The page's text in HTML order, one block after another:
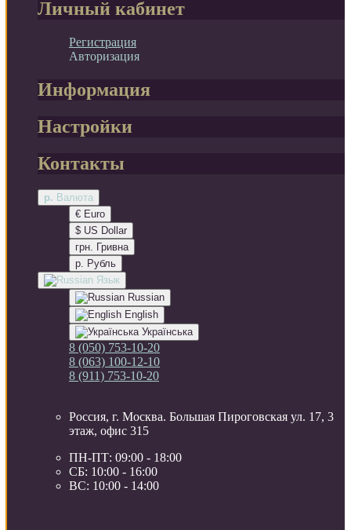
Личный кабинет
Регистрация
Авторизация
Информация
Настройки
Контакты
р. Валюта
€ Euro
$ US Dollar
грн. Гривна
р. Рубль
Язык
Russian
English
Українська
8 (050) 753-10-20
8 (063) 100-12-10
8 (911) 753-10-20
Россия, г. Москва. Большая Пироговская ул. 17, 3
этаж, офис 315
ПН-ПТ: 09:00 - 18:00
СБ: 10:00 - 16:00
ВС: 10:00 - 14:00